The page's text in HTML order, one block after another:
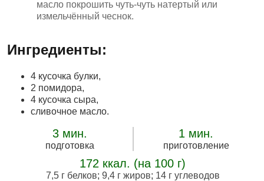
масло покрошить чуть-чуть натертый или
измельчённый чеснок.
Ингредиенты:
4 кусочка булки,
2 помидора,
4 кусочка сыра,
сливочное масло.
3 мин.
подготовка
1 мин.
приготовление
172 ккал. (на 100 г)
7,5 г белков; 9,4 г жиров; 14 г углеводов